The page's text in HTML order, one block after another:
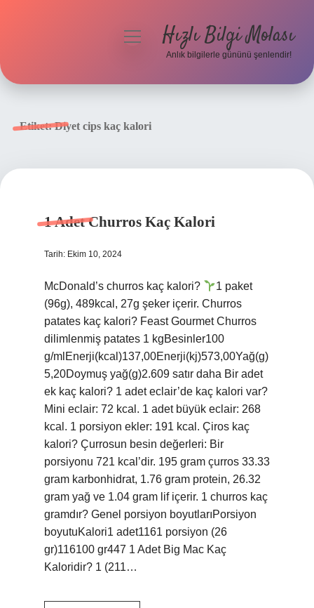
menüyüHızlı Bilgi Molası
Anlık bilgilerle gününü şenlendir!
Etiket:Diyet cips kaç kalori
1 Adet Churros Kaç Kalori
Tarih: Ekim 10, 2024
McDonald’s churros kaç kalori?
1 paket
(96g), 489kcal, 27g şeker içerir. Churros
patates kaç kalori? Feast Gourmet Churros
dilimlenmiş patates 1 kgBesinler100
g/mlEnerji(kcal)137,00Enerji(kj)573,00Yağ(g)
5,20Doymuş yağ(g)2.609 satır daha Bir adet
ek kaç kalori? 1 adet eclair’de kaç kalori var?
Mini eclair: 72 kcal. 1 adet büyük eclair: 268
kcal. 1 porsiyon ekler: 191 kcal. Çiros kaç
kalori? Çurrosun besin değerleri: Bir
porsiyonu 721 kcal’dir. 195 gram çurros 33.33
gram karbonhidrat, 1.76 gram protein, 26.32
gram yağ ve 1.04 gram lif içerir. 1 churros kaç
gramdır? Genel porsiyon boyutlarıPorsiyon
boyutuKalori1 adet1161 porsiyon (26
gr)116100 gr447 1 Adet Big Mac Kaç
Kaloridir? 1 (211…